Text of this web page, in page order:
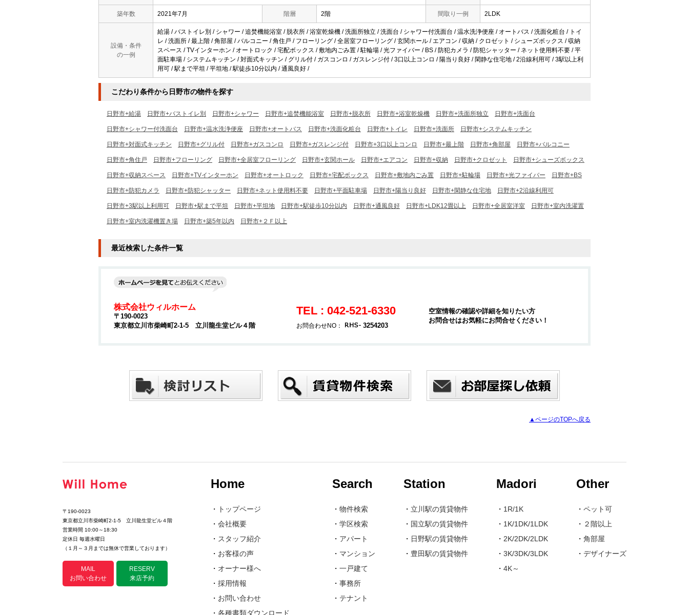
築年数 2021年7月 階層 2階 間取り一例 2LDK
設備・条件
の一例
給湯 / バストイレ別 / シャワー / 追焚機能浴室 / 脱衣所 / 浴室乾燥機 / 洗面所独立 / 洗面台 / シャワー付洗面台 / 温水洗浄便座 / オートバス / 洗面化粧台 / トイ
レ / 洗面所 / 最上階 / 角部屋 / バルコニー / 角住戸 / フローリング / 全居室フローリング / 玄関ホール / エアコン / 収納 / クロゼット / シューズボックス / 収納
スペース / TVインターホン / オートロック / 宅配ボックス / 敷地内ごみ置 / 駐輪場 / 光ファイバー / BS / 防犯カメラ / 防犯シャッター / ネット使用料不要 / 平
面駐車場 / システムキッチン / 対面式キッチン / グリル付 / ガスコンロ / ガスレンジ付 / 3口以上コンロ / 陽当り良好 / 閑静な住宅地 / 2沿線利用可 / 3駅以上利
用可 / 駅まで平坦 / 平坦地 / 駅徒歩10分以内 / 通風良好 /
こだわり条件から日野市の物件を探す
日野市+給湯 日野市+バストイレ別 日野市+シャワー 日野市+追焚機能浴室 日野市+脱衣所 日野市+浴室乾燥機 日野市+洗面所独立 日野市+洗面台
日野市+シャワー付洗面台 日野市+温水洗浄便座 日野市+オートバス 日野市+洗面化粧台 日野市+トイレ 日野市+洗面所 日野市+システムキッチン
日野市+対面式キッチン 日野市+グリル付 日野市+ガスコンロ 日野市+ガスレンジ付 日野市+3口以上コンロ 日野市+最上階 日野市+角部屋 日野市+バルコニー
日野市+角住戸 日野市+フローリング 日野市+全居室フローリング 日野市+玄関ホール 日野市+エアコン 日野市+収納 日野市+クロゼット 日野市+シューズボックス
日野市+収納スペース 日野市+TVインターホン 日野市+オートロック 日野市+宅配ボックス 日野市+敷地内ごみ置 日野市+駐輪場 日野市+光ファイバー 日野市+BS
日野市+防犯カメラ 日野市+防犯シャッター 日野市+ネット使用料不要 日野市+平面駐車場 日野市+陽当り良好 日野市+閑静な住宅地 日野市+2沿線利用可
日野市+3駅以上利用可 日野市+駅まで平坦 日野市+平坦地 日野市+駅徒歩10分以内 日野市+通風良好 日野市+LDK12畳以上 日野市+全居室洋室 日野市+室内洗濯置
日野市+室内洗濯機置き場 日野市+築5年以内 日野市+２Ｆ以上
最近検索した条件一覧
株式会社ウィルホーム
〒190-0023
東京都立川市柴崎町2-1-5 立川龍生堂ビル４階
TEL : 042-521-6330
お問合わせNO： 3254203
空室情報の確認や詳細を知りたい方
お問合せはお気軽にお問合せください！
▲ページのTOPへ戻る
〒190-0023
東京都立川市柴崎町2-1-5 立川龍生堂ビル４階
営業時間 10:00～18:30
定休日 毎週水曜日
（１月～３月までは無休で営業しております）
MAIL
お問い合わせ
RESERV
来店予約
Home
・
トップページ
・ 会社概要
・ スタッフ紹介
・ お客様の声
・ オーナー様へ
・ 採用情報
・ お問い合わせ
・ 各種書類ダウンロード
Search
・ 物件検索
・ 学区検索
・ アパート
・ マンション
・ 一戸建て
・ 事務所
・ テナント
Station
・ 立川駅の賃貸物件
・ 国立駅の賃貸物件
・ 日野駅の賃貸物件
・ 豊田駅の賃貸物件
Madori
・ 1R/1K
・ 1K/1DK/1LDK
・ 2K/2DK/2LDK
・ 3K/3DK/3LDK
・ 4K～
Other
・ ペット可
・ ２階以上
・ 角部屋
・ デザイナーズ